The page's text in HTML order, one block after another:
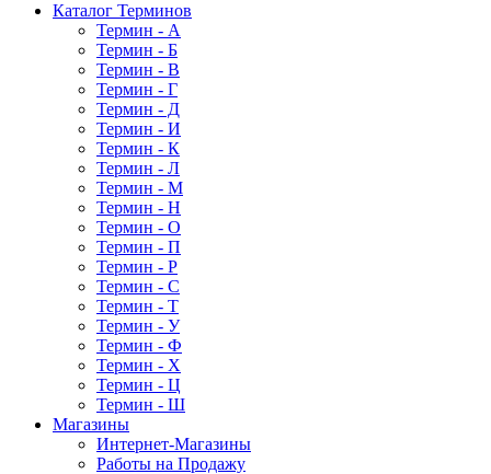
Каталог Терминов
Термин - А
Термин - Б
Термин - В
Термин - Г
Термин - Д
Термин - И
Термин - К
Термин - Л
Термин - М
Термин - Н
Термин - О
Термин - П
Термин - Р
Термин - С
Термин - Т
Термин - У
Термин - Ф
Термин - Х
Термин - Ц
Термин - Ш
Магазины
Интернет-Магазины
Работы на Продажу